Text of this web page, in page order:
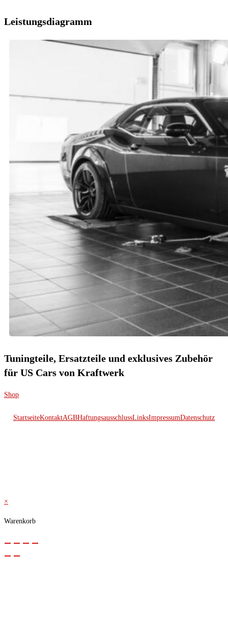
Leistungsdiagramm
Tuningteile, Ersatzteile und exklusives Zubehör
für US Cars von Kraftwerk
Shop
StartseiteKontaktAGBHaftungsausschlussLinksImpressumDatenschutz
×
Warenkorb